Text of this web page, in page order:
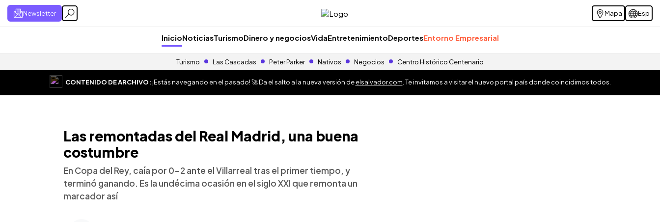
Newsletter Mapa Esp
InicioNoticiasTurismoDinero y negociosVidaEntretenimientoDeportesEntorno Empresarial
Turismo Las Cascadas Peter Parker Nativos Negocios Centro Histórico Centenario
CONTENIDO DE ARCHIVO:¡Estás navegando en el pasado! 🚀 Da el salto a la nueva versión deelsalvador.com . Te invitamos a visitar el nuevo portal país donde coincidimos todos.
Las remontadas del Real Madrid, una buena
costumbre
En Copa del Rey, caía por 0-2 ante el Villarreal tras el primer tiempo, y
terminó ganando. Es la undécima ocasión en el siglo XXI que remonta un
marcador así